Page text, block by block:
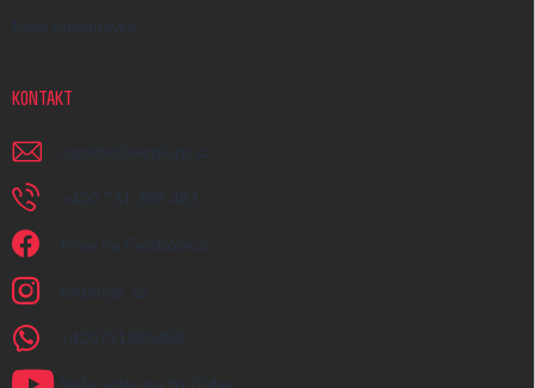
Moje objednávka
KONTAKT
napiste @ earplugs.cz
+420 731 389 483
Jsme na Facebooku!
earplugs_cz
+420731389483